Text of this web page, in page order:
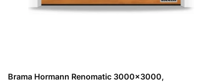
Brama Hormann Renomatic 3000x3000,